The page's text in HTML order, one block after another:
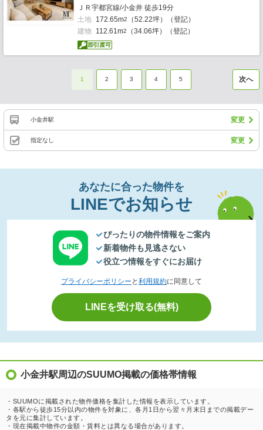
ＪＲ宇都宮線/小金井 徒歩19分
土地 172.65m2
（52.22坪）（登記）
建物
112.61m2 （34.06坪）（登記）
1 2 3 4 5 次へ
小金井駅 変更
指定なし 変更
あなたに合った物件を
LINEでお知らせ
ぴったりの物件情報をご案内
新着物件も見逃さない
役立つ情報をすぐにお届け
プライバシーポリシー と 利用規約に同意して
LINEを受け取る(無料)
小金井駅周辺のSUUMO掲載の価格帯情報
・SUUMOに掲載された物件価格を集計した情報を表示しています。
・各駅から徒歩15分以内の物件を対象に、各月1日から翌々月末日までの掲載デー
タを元に集計しています。
・現在掲載中物件の金額・賃料とは異なる場合があります。